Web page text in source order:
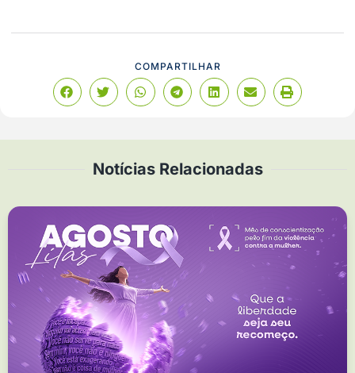
COMPARTILHAR
Notícias Relacionadas